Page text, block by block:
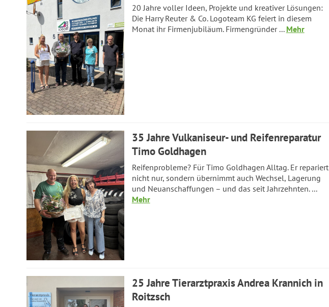
20 Jahre voller Ideen, Projekte und kreativer Lösungen:
Die Harry Reuter & Co. Logoteam KG feiert in diesem
Monat ihr Firmenjubiläum. Firmengründer ... Mehr
35 Jahre Vulkaniseur- und Reifenreparatur
Timo Goldhagen
Reifenprobleme? Für Timo Goldhagen Alltag. Er repariert
nicht nur, sondern übernimmt auch Wechsel, Lagerung
und Neuanschaffungen – und das seit Jahrzehnten. ...
Mehr
25 Jahre Tierarztpraxis Andrea Krannich in
Roitzsch